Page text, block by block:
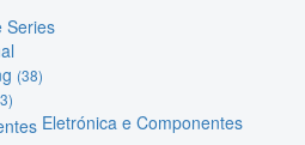
Series
(38)
Eletrónica e Componentes